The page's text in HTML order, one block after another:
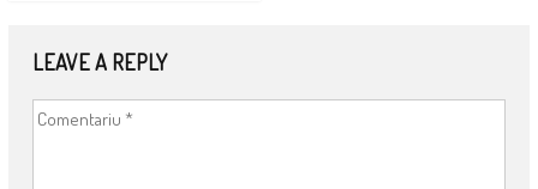
LEAVE A REPLY